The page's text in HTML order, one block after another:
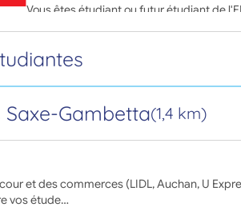
Vous êtes étudiant ou futur étudiant de
Saxe-Gambetta(1,4 km)
et des commerces (LIDL, Auchan, U
vos étude…